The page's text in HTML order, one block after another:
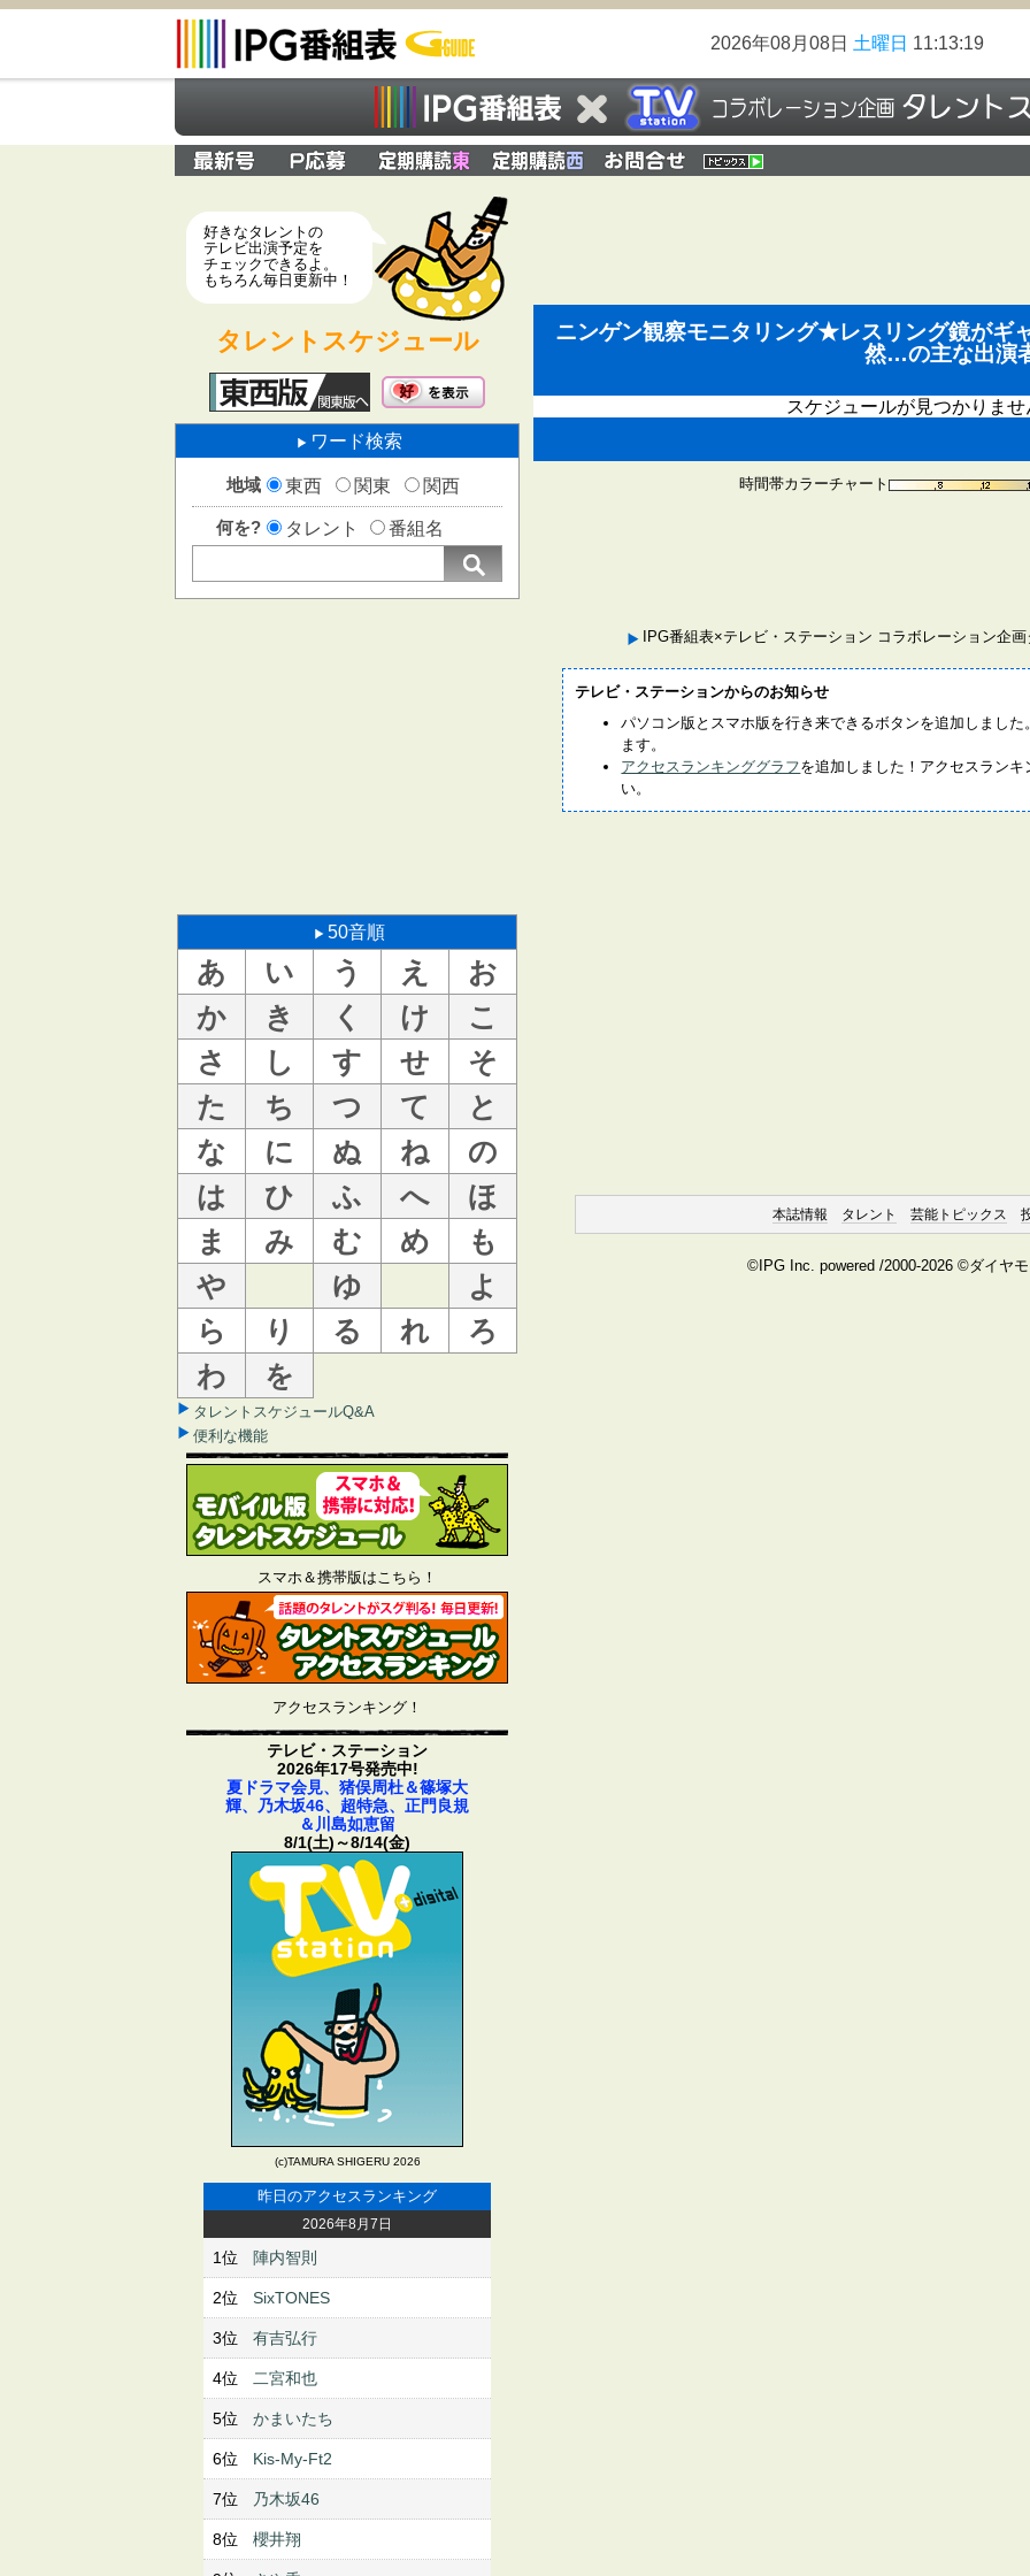
2026年08月08日 土曜日 11:13:19
好きなタレントの
テレビ出演予定を
チェックできるよ。
もちろん毎日更新中！
タレントスケジュール
ワード検索
地域 東西 関東 関西
何を? タレント 番組名
50音順
あ い う え
お
か
き く け
こ
さ
し す せ
そ
た
ち つ て
と
な
に ぬ ね
の
は
ひ ふ へ
ほ
ま
み む め
も
や
ゆ
よ
ら
り る れ
ろ
わ
を
タレントスケジュールQ&A
便利な機能
スマホ＆携帯版はこちら！
アクセスランキング！
テレビ・ステーション
2026年17号発売中!
夏ドラマ会見、猪俣周杜＆篠塚大
輝、乃木坂46、超特急、正門良規
＆川島如恵留
8/1(土)～8/14(金)
(c)TAMURA SHIGERU 2026
昨日のアクセスランキング
2026年8月7日
1位 陣内智則
2位 SixTONES
3位 有吉弘行
4位 二宮和也
5位 かまいたち
6位 Kis-My-Ft2
7位 乃木坂46
8位 櫻井翔
ニンゲン観察モニタリング★レスリング鏡がギ
然…の主な出演
スケジュールが見つかりませ
時間帯カラーチャート
IPG番組表×テレビ・ステーション コラボレーション企
テレビ・ステーションからのお知らせ
パソコン版とスマホ版を行き来できるボタンを追加しまし
ます。
アクセスランキンググラフを追加しました！アクセスラン
い。
本誌情報 タレント 芸能トピックス
©IPG Inc. powered /2000-2026 ©ダイヤ